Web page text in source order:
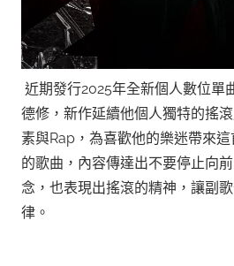
近期發行2025年全新個人數位單
德修，新作延續他個人獨特的搖
素與Rap，為喜歡他的樂迷帶來
的歌曲，內容傳達出不要停止向
念，也表現出搖滾的精神，讓副
律。